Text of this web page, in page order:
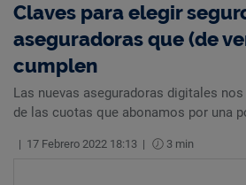
Claves para elegir
aseguradoras que (de
cumplen
Las nuevas aseguradoras digitales
de las cuotas que abonamos por una
| 17 Febrero 2022 18:13 | 3 min